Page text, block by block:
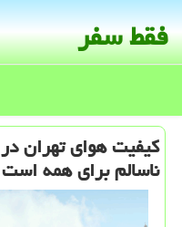
فقط سفر
كیفیت هوای تهران
ناسالم برای همه است